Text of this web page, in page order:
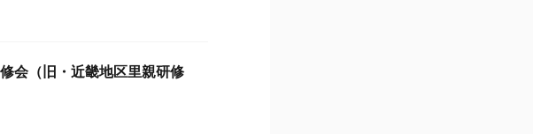
会（旧・近畿地区里親研修